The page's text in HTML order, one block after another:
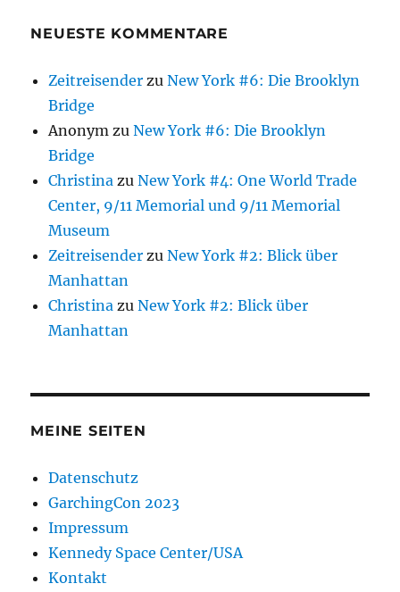
NEUESTE KOMMENTARE
Zeitreisender zuNew York #6: Die Brooklyn
Bridge
Anonym zuNew York #6: Die Brooklyn
Bridge
Christina zuNew York #4: One World Trade
Center, 9/11 Memorial und 9/11 Memorial
Museum
Zeitreisender zuNew York #2: Blick über
Manhattan
Christina zuNew York #2: Blick über
Manhattan
MEINE SEITEN
Datenschutz
GarchingCon 2023
Impressum
Kennedy Space Center/USA
Kontakt